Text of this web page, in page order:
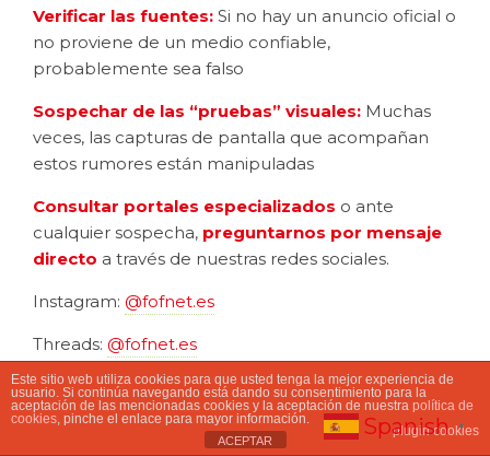
Verificar las fuentes: Si no hay un anuncio oficial o
no proviene de un medio confiable,
probablemente sea falso
Sospechar de las “pruebas” visuales: Muchas
veces, las capturas de pantalla que acompañan
estos rumores están manipuladas
Consultar portales especializados o ante
cualquier sospecha, preguntarnos por mensaje
directo a través de nuestras redes sociales.
Instagram: @fofnet.es
Threads: @fofnet.es
Facebook:Fibra Óptica Filabres – fofnet.es
Este sitio web utiliza cookies para que usted tenga la mejor experiencia de
usuario. Si continúa navegando está dando su consentimiento para la
aceptación de las mencionadas cookies y la aceptación de nuestra política de
cookies, pinche el enlace para mayor información.
plugin cookies
ACEPTAR
Spanish ▼